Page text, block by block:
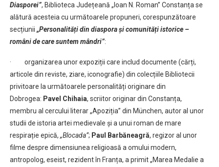
Diasporei”, Biblioteca Județeană „Ioan N. Roman” Constanța se
alătură acesteia cu următoarele propuneri, corespunzătoare
secțiunii „Personalități din diaspora și comunități istorice –
români de care suntem mândri”:
· organizarea unor expoziții care includ documente (cărți,
articole din reviste, ziare, iconografie) din colecțiile Bibliotecii
privitoare la următoarele personalități originare din
Dobrogea: Pavel Chihaia, scriitor originar din Constanța,
membru al cercului literar „Apoziția” din München, autor al unor
studii de istoria artei medievale și a unui roman de mare
respirație epică, „Blocada”; Paul Barbăneagră, regizor al unor
filme despre dimensiunea religioasă a omului modern,
antropolog, eseist, rezident în Franța, a primit „Marea Medalie a